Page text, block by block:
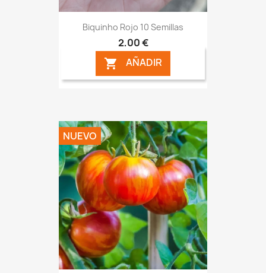
Biquinho Rojo 10 Semillas
2,00 €
 AÑADIR
NUEVO